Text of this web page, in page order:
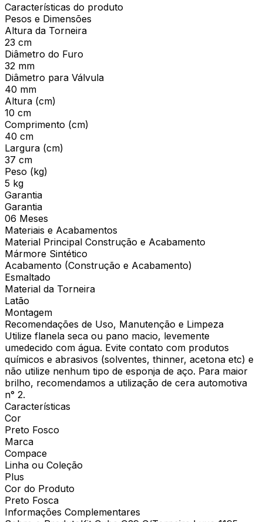
Características do produto
Pesos e Dimensões
Altura da Torneira
23 cm
Diâmetro do Furo
32 mm
Diâmetro para Válvula
40 mm
Altura (cm)
10 cm
Comprimento (cm)
40 cm
Largura (cm)
37 cm
Peso (kg)
5 kg
Garantia
Garantia
06 Meses
Materiais e Acabamentos
Material Principal Construção e Acabamento
Mármore Sintético
Acabamento (Construção e Acabamento)
Esmaltado
Material da Torneira
Latão
Montagem
Recomendações de Uso, Manutenção e Limpeza
Utilize flanela seca ou pano macio, levemente
umedecido com água. Evite contato com produtos
químicos e abrasivos (solventes, thinner, acetona etc) e
não utilize nenhum tipo de esponja de aço. Para maior
brilho, recomendamos a utilização de cera automotiva
n° 2.
Características
Cor
Preto Fosco
Marca
Compace
Linha ou Coleção
Plus
Cor do Produto
Preto Fosca
Informações Complementares